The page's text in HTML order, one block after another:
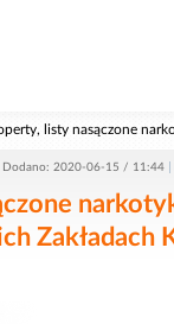
listy nasączone
Dodano: 2020-06-15 / 11:44
Zakładach